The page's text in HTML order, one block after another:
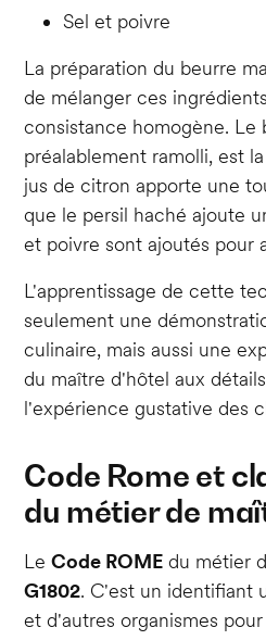
Sel et poivre
La préparation du beurre
de mélanger ces
consistance homogène. Le
préalablement ramolli, est
jus de citron apporte une
que le persil haché ajoute
et poivre sont ajoutés pour
L'apprentissage de cette
seulement une
culinaire, mais aussi une
du maître d'hôtel aux
l'expérience gustative des
Code Rome et
du métier de
LeCode ROME du métier
G1802. C'est un identifiant
et d'autres organismes